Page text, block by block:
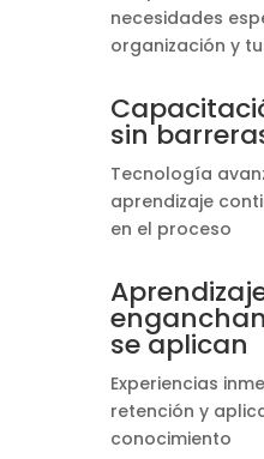
necesidades
organización y
sin
Tecnología
aprendizaje
en el proceso
se aplican
Experiencias
retención y
conocimiento